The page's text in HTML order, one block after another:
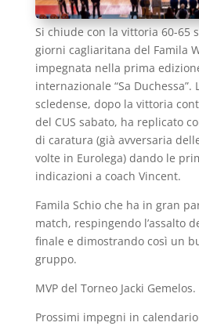
Si chiude con la vittoria 60-65
giorni cagliaritana del Famila
impegnata nella prima
internazionale “Sa Duchessa”.
scledense, dopo la vittoria
del CUS sabato, ha replicato
di caratura (già avversaria
volte in Eurolega) dando le
indicazioni a coach Vincent.
Famila Schio che ha in gran
match, respingendo l’assalto
finale e dimostrando così un
gruppo.
MVP del Torneo Jacki Gemelos.
Prossimi impegni in